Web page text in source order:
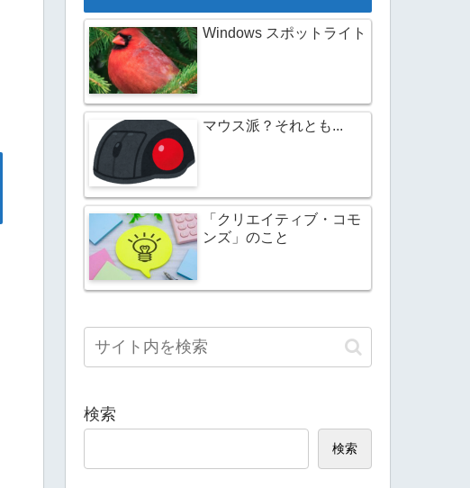
Windows スポットライト
マウス派？それとも...
「クリエイティブ・コモ
ンズ」のこと
検索
検索